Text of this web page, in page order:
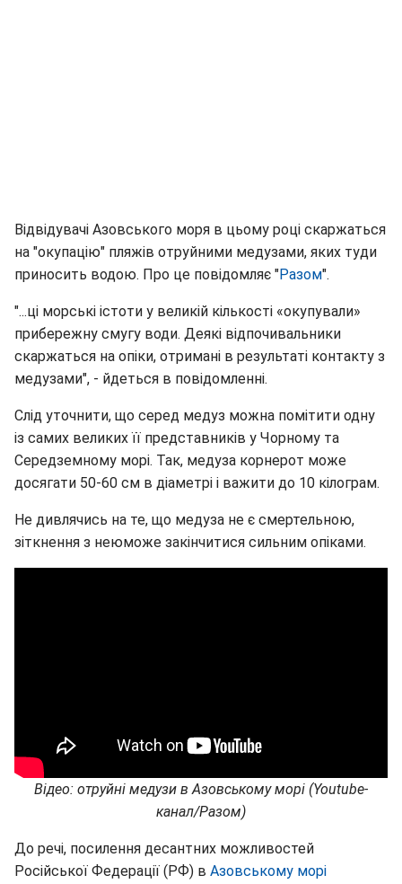
Відвідувачі Азовського моря в цьому році скаржаться
на "окупацію" пляжів отруйними медузами, яких туди
приносить водою. Про це повідомляє "Разом".
"...ці морські істоти у великій кількості «окупували»
прибережну смугу води. Деякі відпочивальники
скаржаться на опіки, отримані в результаті контакту з
медузами", - йдеться в повідомленні.
Слід уточнити, що серед медуз можна помітити одну
із самих великих її представників у Чорному та
Середземному морі. Так, медуза корнерот може
досягати 50-60 см в діаметрі і важити до 10 кілограм.
Не дивлячись на те, що медуза не є смертельною,
зіткнення з неюможе закінчитися сильним опіками.
Відео: отруйні медузи в Азовському морі (Youtube-
канал/Разом)
До речі, посилення десантних можливостей
Російської Федерації (РФ) в Азовському морі